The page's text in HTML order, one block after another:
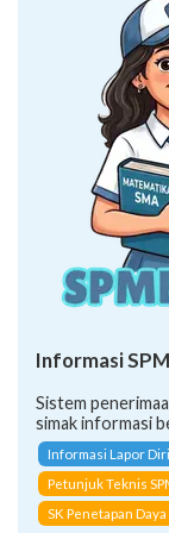
Informasi
Sistem
simak informasi
Informasi Lapor
Petunjuk Teknis
SK Penetapan